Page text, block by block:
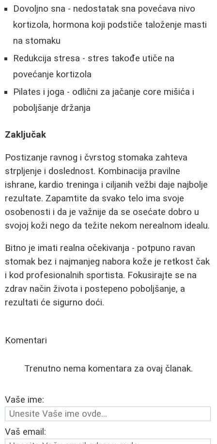
Dovoljno sna - nedostatak sna povećava nivo
kortizola, hormona koji podstiče taloženje masti
na stomaku
Redukcija stresa - stres takođe utiče na
povećanje kortizola
Pilates i joga - odlični za jačanje core mišića i
poboljšanje držanja
Zaključak
Postizanje ravnog i čvrstog stomaka zahteva
strpljenje i doslednost. Kombinacija pravilne
ishrane, kardio treninga i ciljanih vežbi daje najbolje
rezultate. Zapamtite da svako telo ima svoje
osobenosti i da je važnije da se osećate dobro u
svojoj koži nego da težite nekom nerealnom idealu.
Bitno je imati realna očekivanja - potpuno ravan
stomak bez i najmanjeg nabora kože je retkost čak
i kod profesionalnih sportista. Fokusirajte se na
zdrav način života i postepeno poboljšanje, a
rezultati će sigurno doći.
Komentari
Trenutno nema komentara za ovaj članak.
Vaše ime:
Vaš email: